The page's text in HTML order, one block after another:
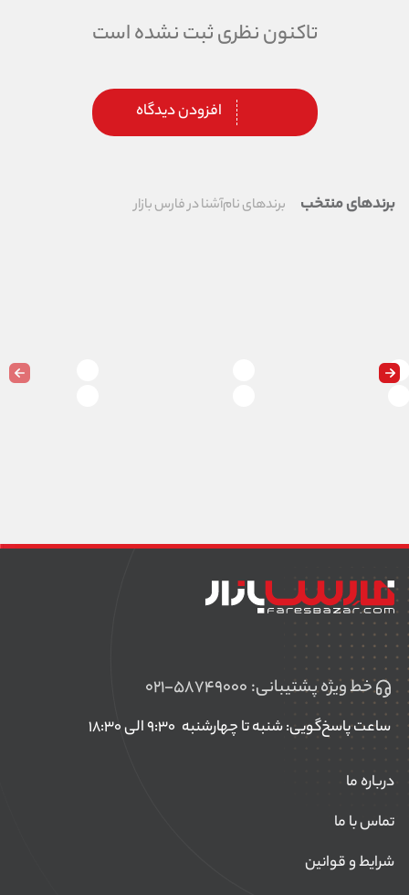
تاکنون نظری ثبت نشده است
افزودن دیدگاه
برندهای منتخب برندهای نام‌آشنا در فارس بازار
خط ویژه پشتیبانی: ۰۲۱-۵۸۷۴۹۰۰۰
ساعت پاسخ‌گویی: شنبه تا چهارشنبه
درباره ما
تماس با ما
شرایط و قوانین